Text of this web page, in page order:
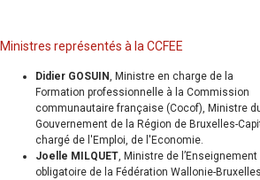
Ministres représentés à la CCFEE
Didier GOSUIN , Ministre en charge de la
Formation professionnelle à la Commission
communautaire française (Cocof), Ministre
Gouvernement de la Région de Bruxelles-
chargé de l'Emploi, de l'Economie.
Joelle MILQUET , Ministre de l’Enseignement
obligatoire de la Fédération Wallonie-Bruxelles